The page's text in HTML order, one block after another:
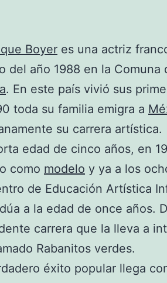
Boyer es una actriz
del año 1988 en la Comuna
. En este país vivió sus
toda su familia emigra a
su carrera artística.
edad de cinco años, en
como modelo y ya a los
de Educación Artística
a la edad de once años.
carrera que la lleva a
Rabanitos verdes.
éxito popular llega